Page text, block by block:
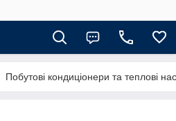
Побутові кондиціонери та теплові